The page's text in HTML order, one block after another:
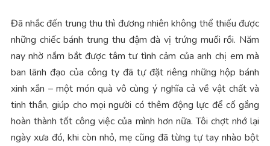
Đã nhắc đến trung thu thì đương nhiên không thể thiếu được
những chiếc bánh trung thu đậm đà vị trứng muối rồi. Năm
nay nhờ nắm bắt được tâm tư tình cảm của anh chị em mà
ban lãnh đạo của công ty đã tự đặt riêng những hộp bánh
xinh xắn – một món quà vô cùng ý nghĩa cả về vật chất và
tinh thần, giúp cho mọi người có thêm động lực để cố gắng
hoàn thành tốt công việc của mình hơn nữa. Tôi chợt nhớ lại
ngày xưa đó, khi còn nhỏ, mẹ cũng đã từng tự tay nhào bột